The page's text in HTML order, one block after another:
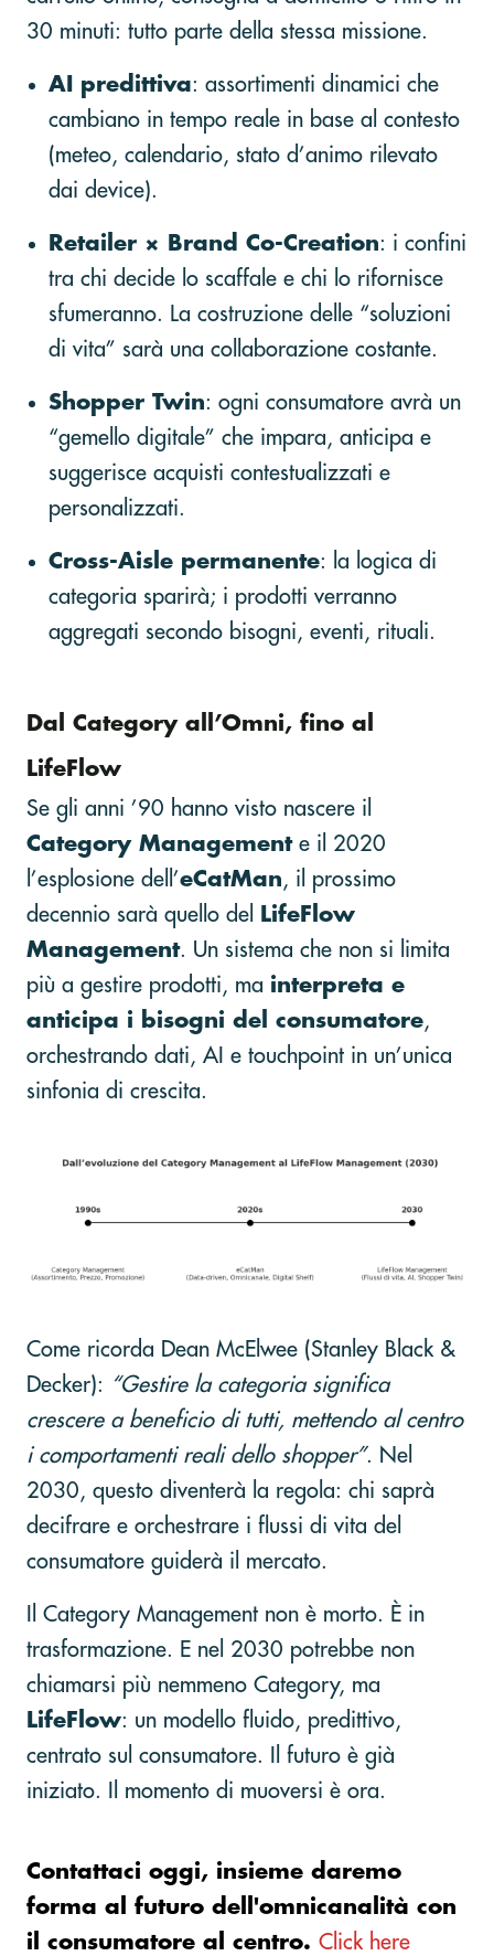
30 minuti: tutto parte della stessa missione.
AI predittiva: assortimenti dinamici che
cambiano in tempo reale in base al contesto
(meteo, calendario, stato d’animo rilevato
dai device).
Retailer × Brand Co-Creation: i confini
tra chi decide lo scaffale e chi lo rifornisce
sfumeranno. La costruzione delle “soluzioni
di vita” sarà una collaborazione costante.
Shopper Twin: ogni consumatore avrà un
“gemello digitale” che impara, anticipa e
suggerisce acquisti contestualizzati e
personalizzati.
Cross-Aisle permanente: la logica di
categoria sparirà; i prodotti verranno
aggregati secondo bisogni, eventi, rituali.
Dal Category all’Omni, fino al
LifeFlow
Se gli anni ’90 hanno visto nascere il
Category Managemente il 2020
l’esplosione dell’eCatMan, il prossimo
decennio sarà quello del
LifeFlow
Management. Un sistema che non si limita
più a gestire prodotti, ma interpreta e
anticipa i bisogni del consumatore,
orchestrando dati, AI e touchpoint in un’unica
sinfonia di crescita.
Come ricorda Dean McElwee (Stanley Black &
Decker): “Gestire la categoria significa
crescere a beneficio di tutti, mettendo al centro
i comportamenti reali dello shopper”. Nel
2030, questo diventerà la regola: chi saprà
decifrare e orchestrare i flussi di vita del
consumatore guiderà il mercato.
Il Category Management non è morto. È in
trasformazione. E nel 2030 potrebbe non
chiamarsi più nemmeno Category, ma
LifeFlow: un modello fluido, predittivo,
centrato sul consumatore. Il futuro è già
iniziato. Il momento di muoversi è ora.
Contattaci oggi, insieme daremo
forma al futuro dell'omnicanalità con
il consumatore al centro. Click here